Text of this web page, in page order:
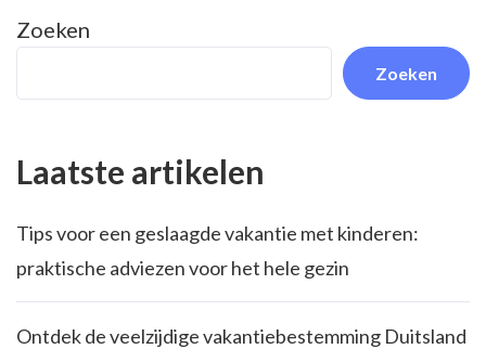
Zoeken
Zoeken
Laatste artikelen
Tips voor een geslaagde vakantie met kinderen:
praktische adviezen voor het hele gezin
Ontdek de veelzijdige vakantiebestemming Duitsland